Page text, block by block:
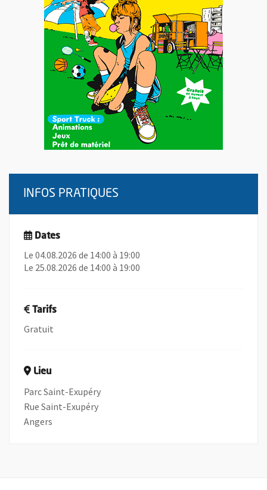
INFOS PRATIQUES
Dates
Le 04.08.2026 de 14:00 à 19:00
Le 25.08.2026 de 14:00 à 19:00
Tarifs
Gratuit
Lieu
Parc Saint-Exupéry
Rue Saint-Exupéry
Angers